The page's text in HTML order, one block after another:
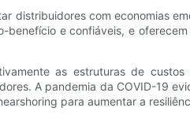
distribuidores com economias
e confiáveis, e
as estruturas de
A pandemia da COVID-19
para aumentar a